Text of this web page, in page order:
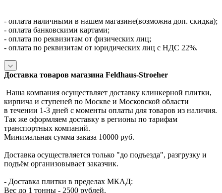
- оплата наличными в нашем магазине(возможна доп. скидка);
- оплата банковскими картами;
- оплата по реквизитам от физических лиц;
- оплата по реквизитам от юридических лиц с НДС 22%.
Доставка товаров магазина Feldhaus-Stroeher
Наша компания осуществляет доставку клинкерной плитки,
кирпича и ступеней по Москве и Московской области
в течении 1-3 дней с моменты оплаты для товаров из наличия.
Так же оформляем доставку в регионы по тарифам
транспортных компаний.
Минимальная сумма заказа 10000 руб.
Доставка осуществляется только "до подъезда", разгрузку и
подъём организовывает заказчик.
- Доставка плитки в пределах МКАД:
Вес до 1 тонны - 2500 рублей.